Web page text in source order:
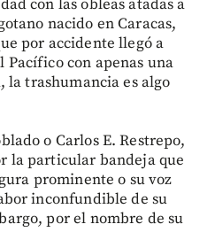
con las obleas atadas a
nacido en Caracas,
por accidente llegó a
con apenas una
trashumancia es algo
o Carlos E. Restrepo,
la particular bandeja que
prominente o su voz
inconfundible de su
por el nombre de su